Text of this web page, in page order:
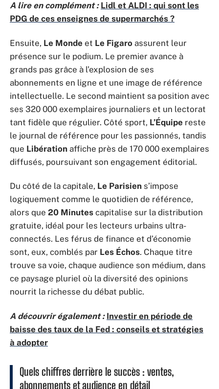
A lire en complément : Lidl et ALDI : qui sont les
PDG de ces enseignes de supermarchés ?
Ensuite, Le Monde et Le Figaro assurent leur
présence sur le podium. Le premier avance à
grands pas grâce à l’explosion de ses
abonnements en ligne et une image de référence
intellectuelle. Le second maintient sa position avec
ses 320 000 exemplaires journaliers et un lectorat
tant fidèle que régulier. Côté sport, L’Équipe reste
le journal de référence pour les passionnés, tandis
que Libération affiche près de 170 000 exemplaires
diffusés, poursuivant son engagement éditorial.
Du côté de la capitale, Le Parisien s’impose
logiquement comme le quotidien de référence,
alors que 20 Minutes capitalise sur la distribution
gratuite, idéal pour les lecteurs urbains ultra-
connectés. Les férus de finance et d’économie
sont, eux, comblés par Les Échos. Chaque titre
trouve sa voie, chaque audience son médium, dans
ce paysage pluriel où la diversité des opinions
nourrit la richesse du débat public.
A découvrir également : Investir en période de
baisse des taux de la Fed : conseils et stratégies
à adopter
Quels chiffres derrière le succès : ventes,
abonnements et audience en détail